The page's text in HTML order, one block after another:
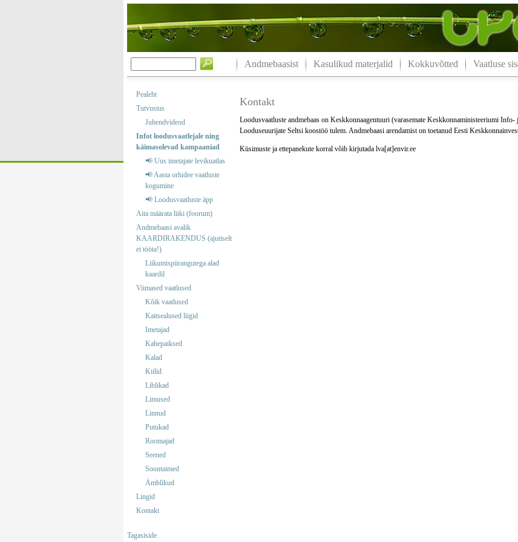
Andmebaasist Kasulikud materjalid Kokkuvõtted Vaatluse
Pealeht
Tutvustus
Juhendvideod
Infot loodusvaatlejale ning
käimasolevad kampaaniad
📢 Uus imetajate levikuatlas
📢 Aasta orhidee vaatluste
kogumine
📢 Loodusvaatluste äpp
Aita määrata liiki (foorum)
Andmebaasi avalik
KAARDIRAKENDUS (ajutiselt
ei tööta!)
Liikumispiirangutega alad
kaardil
Viimased vaatlused
Kõik vaatlused
Kaitsealused liigid
Imetajad
Kahepaiksed
Kalad
Kiilid
Liblikad
Limused
Linnud
Putukad
Roomajad
Seened
Soontaimed
Ämblikud
Lingid
Kontakt
Tagasiside
Kontakt
Loodusvaatluste andmebaas on Keskkonnaagentuuri (varasemate Keskkonnaministeeriumi
Looduseuurijate Seltsi koostöö tulem. Andmebaasi arendamist on toetanud Eesti
Küsimuste ja ettepanekute korral võib kirjutada lva[at]envir.ee